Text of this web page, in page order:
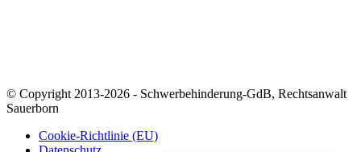
© Copyright 2013-2026 - Schwerbehinderung-GdB, Rechtsanwalt
Sauerborn
Cookie-Richtlinie (EU)